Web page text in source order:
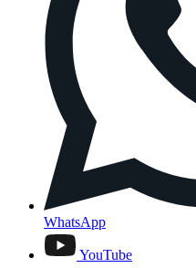
WhatsApp
YouTube